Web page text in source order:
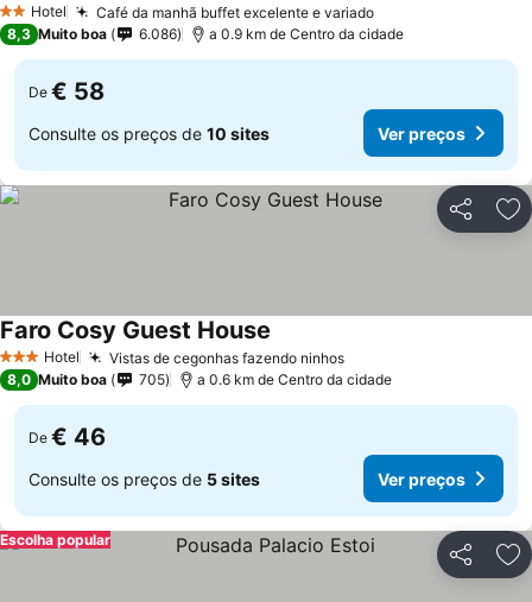
2 Estrelas
Hotel Café da manhã buffet excelente e variado
8,3 Muito boa 6.086 a 0.9 km de Centro da cidade
De € 58
Consulte os preços de 10 sites Ver preços
Partilhar
3 EstrelasHotel Vistas de cegonhas fazendo ninhos
Faro Cosy Guest House
8,0 Muito boa 705 a 0.6 km de Centro da cidade
De € 46
Consulte os preços de 5 sites Ver preços
Partilhar
Escolha popular